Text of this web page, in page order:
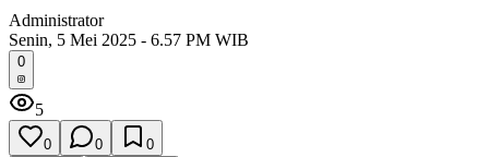
Administrator
Senin, 5 Mei 2025 - 6.57 PM WIB
0
5
0 0 0